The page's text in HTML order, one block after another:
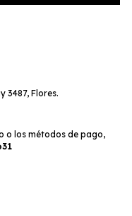
3487, Flores.
o los métodos de pago,